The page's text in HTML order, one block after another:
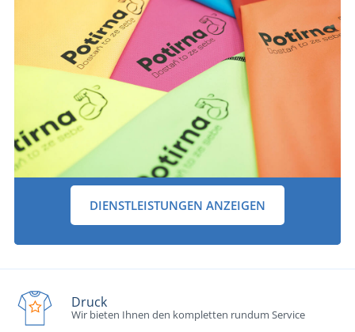
DIENSTLEISTUNGEN ANZEIGEN
Druck
Wir bieten Ihnen den kompletten rundum Service